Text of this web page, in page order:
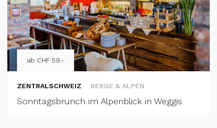
ab CHF 59.-
ZENTRALSCHWEIZ BERGE & ALPEN
Sonntagsbrunch im Alpenblick in Weggis